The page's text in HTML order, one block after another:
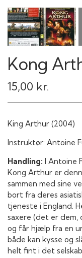
Kong
15,00 kr.
King Arthur (2004)
Instruktør: Antoine
Handling: I Antoine
Kong Arthur er
sammen med sine
bort fra deres
tjeneste i England.
saxere (det er dem,
og får hjælp fra en
både kan kysse og
helt fint i det selskab.